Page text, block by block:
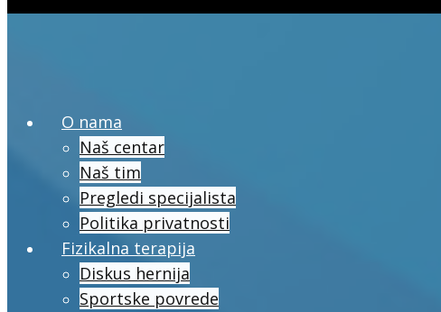
O nama
Naš centar
Naš tim
Pregledi specijalista
Politika privatnosti
Fizikalna terapija
Diskus hernija
Sportske povrede